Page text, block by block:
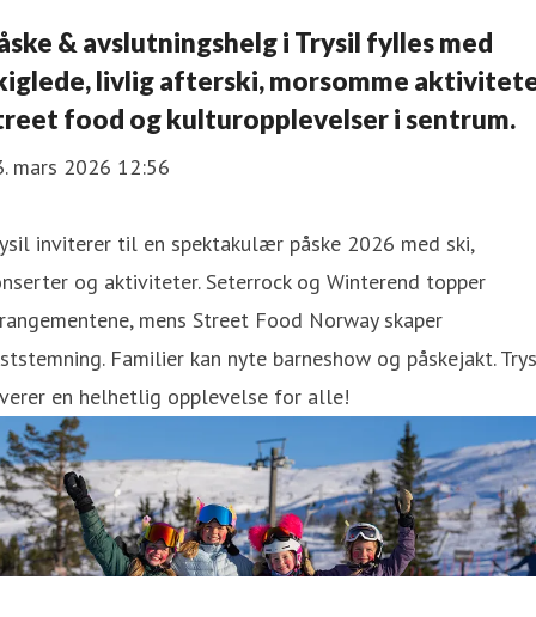
& avslutningshelg i Trysil fylles med
livlig afterski, morsomme
food og kulturopplevelser i sentrum.
mars 2026 12:56
inviterer til en spektakulær påske 2026 med ski,
og aktiviteter. Seterrock og Winterend topper
mens Street Food Norway skaper
Familier kan nyte barneshow og påskejakt.
en helhetlig opplevelse for alle!